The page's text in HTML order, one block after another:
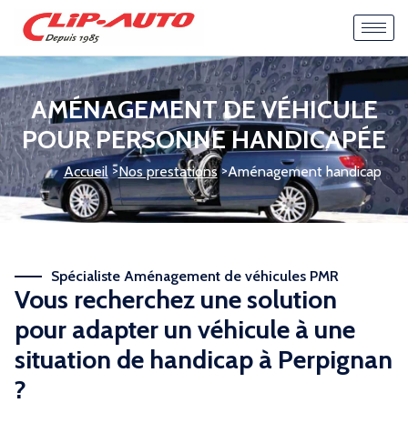
AMÉNAGEMENT DE VÉHICULE
POUR PERSONNE HANDICAPÉE
Accueil >Nos prestations >Aménagement handicap
Spécialiste Aménagement de véhicules PMR
Vous recherchez une solution
pour adapter un véhicule à une
situation de handicap à Perpignan
?